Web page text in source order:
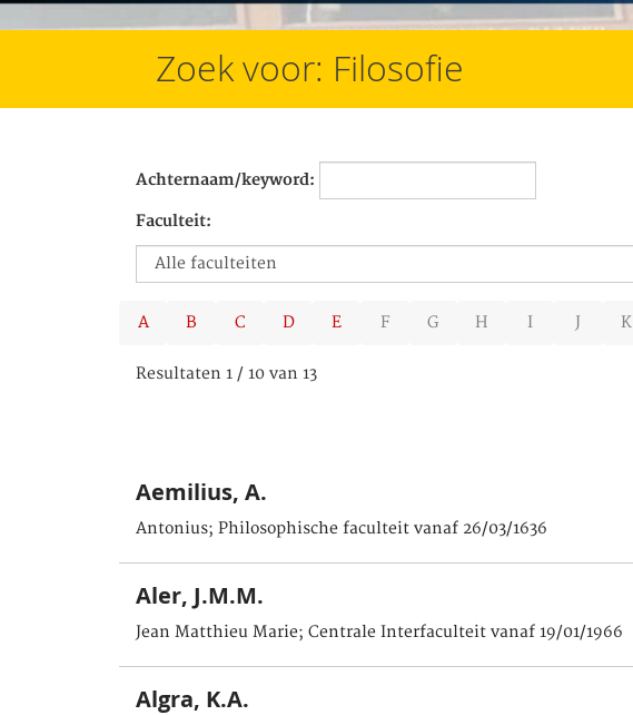
Zoek voor: Filosofie
Achternaam/keyword:
Faculteit:
A B C D E F G H I J K
Resultaten 1 / 10 van 13
Aemilius, A.
Antonius; Philosophische faculteit vanaf 26/03/1636
Aler, J.M.M.
Jean Matthieu Marie; Centrale Interfaculteit vanaf 19/01/1966
Algra, K.A.